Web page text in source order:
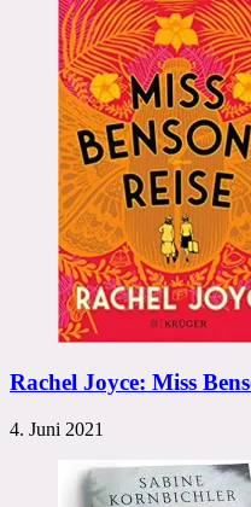
Rachel Joyce: Miss
4. Juni 2021